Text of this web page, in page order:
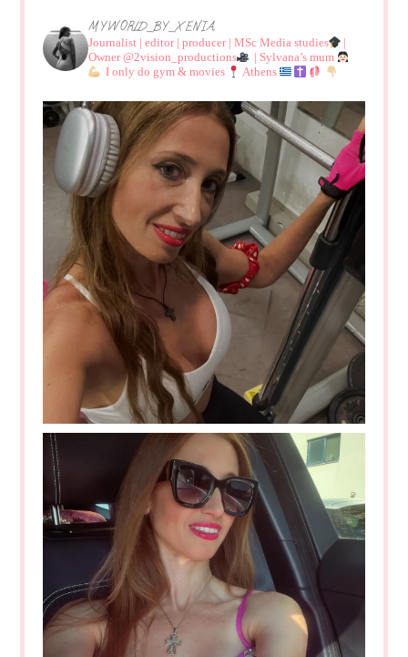
MYWORLD_BY_XENIA
Journalist | editor | producer | MSc Media studies
|
Owner @2vision_productions
| Sylvana’s mum
I only do gym & movies
Athens